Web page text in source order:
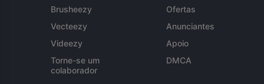
Brusheezy
Vecteezy
Videezy
Torne-se um
colaborador
Ofertas
Anunciantes
Apoio
DMCA